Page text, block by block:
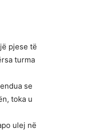
pjese të
turma
se
toka u
ulej në